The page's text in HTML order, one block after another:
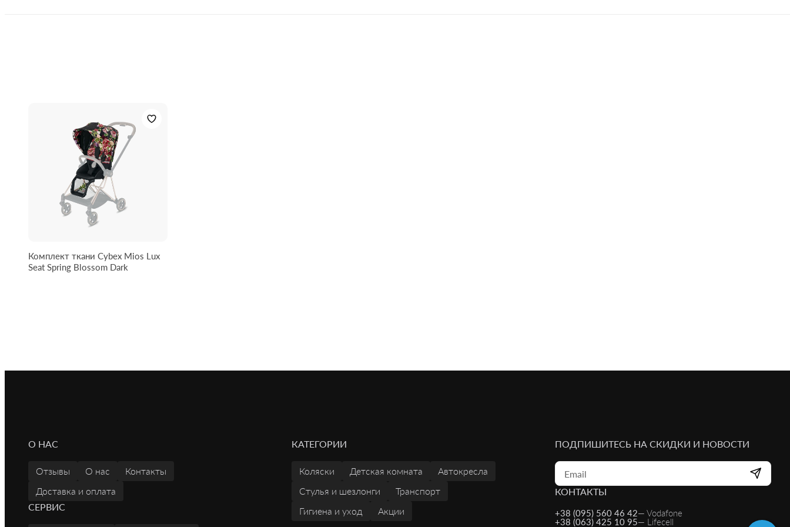
Комплект ткани Cybex Mios Lux
Seat Spring Blossom Dark
О НАС
Отзывы О нас
Контакты
Доставка и оплата
СЕРВИС
КАТЕГОРИИ
Коляски Детская комната
Автокресла
Стулья и шезлонги
Транспорт
Гигиена и уход
Акции
ПОДПИШИТЕСЬ НА СКИДКИ И НОВОСТИ
КОНТАКТЫ
+38 (095) 560 46 42— Vodafone
+38 (063) 425 10 95— Lifecell